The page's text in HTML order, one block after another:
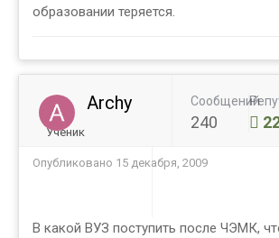
образовании теряется.
Archy
Ученик
Сообщений
240
Опубликовано 15 декабря, 2009
В какой ВУЗ поступить после ЧЭМК,